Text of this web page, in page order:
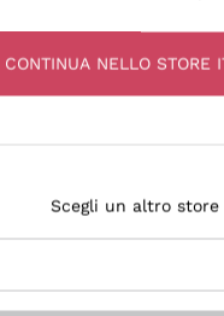
CONTINUA NELLO STORE
Scegli un altro store